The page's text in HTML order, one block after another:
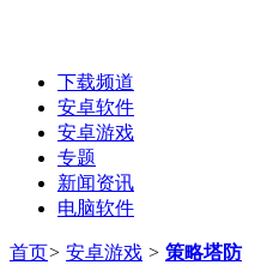
下载频道
安卓软件
安卓游戏
专题
新闻资讯
电脑软件
首页> 安卓游戏 > 策略塔防